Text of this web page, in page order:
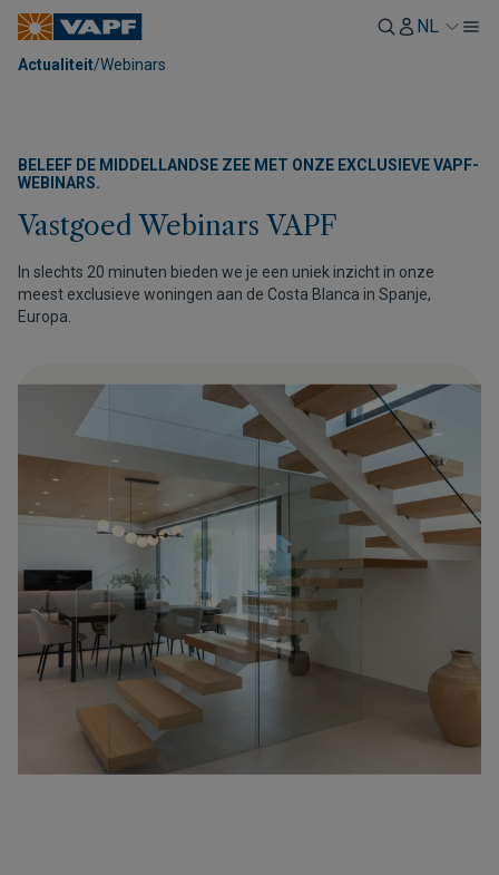
NL
Actualiteit/Webinars
BELEEF DE MIDDELLANDSE ZEE MET ONZE EXCLUSIEVE VAPF-
WEBINARS.
Vastgoed Webinars VAPF
In slechts 20 minuten bieden we je een uniek inzicht in onze
meest exclusieve woningen aan de Costa Blanca in Spanje,
Europa.